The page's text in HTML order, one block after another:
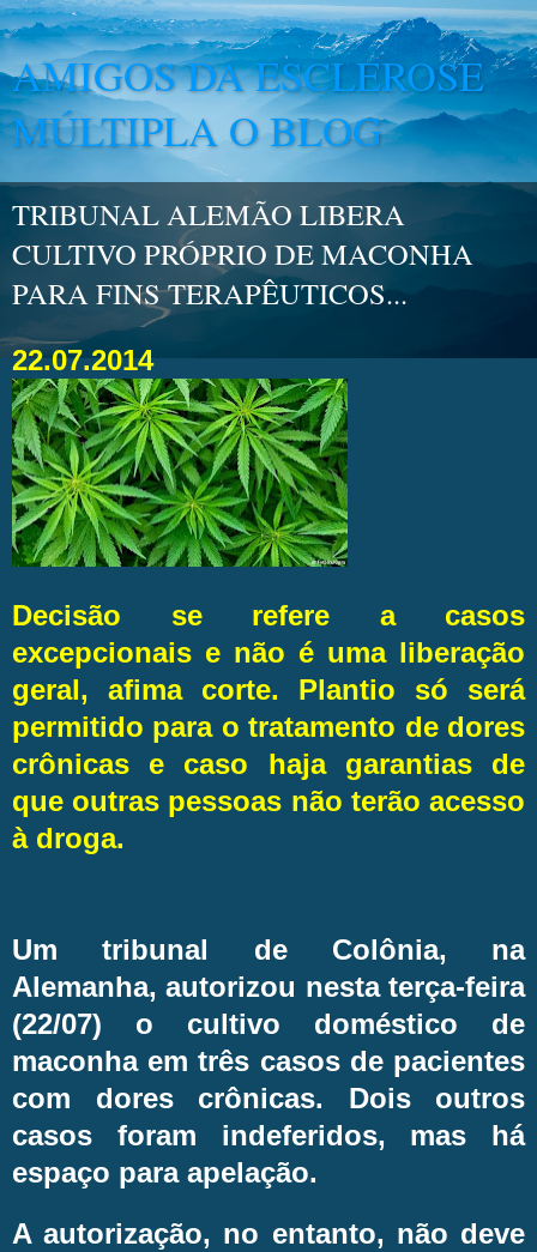
AMIGOS DA ESCLEROSE
MÚLTIPLA O BLOG
TRIBUNAL ALEMÃO LIBERA
CULTIVO PRÓPRIO DE MACONHA
PARA FINS TERAPÊUTICOS...
22.07.2014
Decisão se refere a casos
excepcionais e não é uma liberação
geral, afima corte. Plantio só será
permitido para o tratamento de dores
crônicas e caso haja garantias de
que outras pessoas não terão acesso
à droga.
Um tribunal de Colônia, na
Alemanha, autorizou nesta terça-feira
(22/07) o cultivo doméstico de
maconha em três casos de pacientes
com dores crônicas. Dois outros
casos foram indeferidos, mas há
espaço para apelação.
A autorização, no entanto, não deve